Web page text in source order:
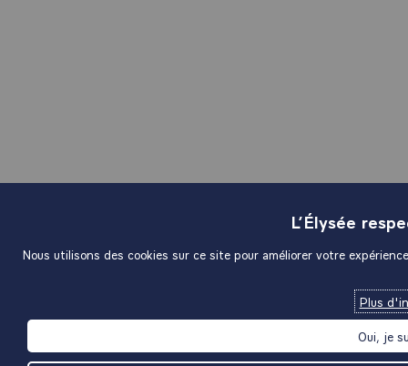
L’Élysée
Nous utilisons des cookies sur ce site pour améliorer votre
Plus
Oui, je